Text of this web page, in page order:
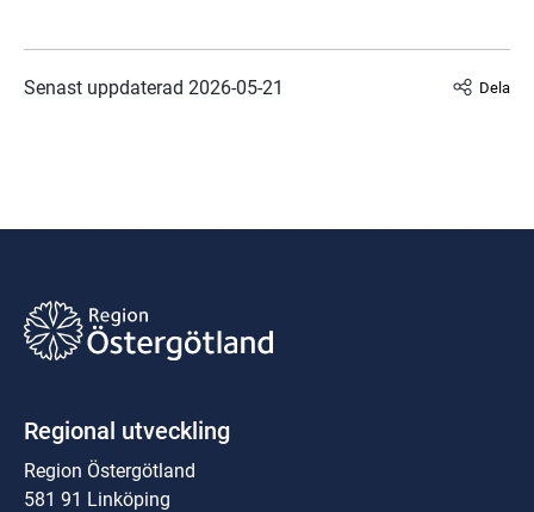
Senast uppdaterad 2026-05-21 Dela
Regional utveckling
Region Östergötland
581 91 Linköping